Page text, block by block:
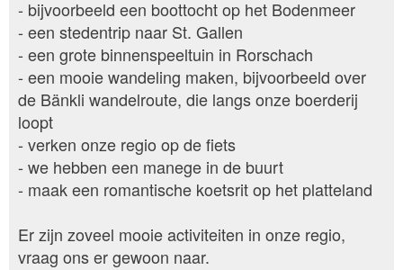
- bijvoorbeeld een boottocht op het Bodenmeer
- een stedentrip naar St. Gallen
- een grote binnenspeeltuin in Rorschach
- een mooie wandeling maken, bijvoorbeeld over
de Bänkli wandelroute, die langs onze boerderij
loopt
- verken onze regio op de fiets
- we hebben een manege in de buurt
- maak een romantische koetsrit op het platteland
Er zijn zoveel mooie activiteiten in onze regio,
vraag ons er gewoon naar.